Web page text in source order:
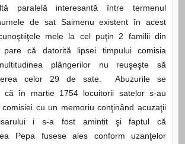
paralelă interesantă între termenul
de sat Saimenu existent în acest
mele la cel puţin 2 familii din
pare că datorită lipsei timpului comisia
plângerilor nu reuşeşte să
celor 29 de sate. Abuzurile se
că în martie 1754 locuitorii satelor s-au
cu un memoriu conţinând acuzaţii
i s-a fost amintit şi faptul că
Pepa fusese ales conform uzanţelor